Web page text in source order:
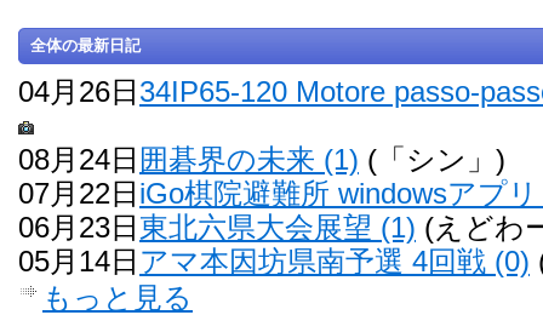
全体の最新日記
04月26日 34IP65-120 Motore passo-
08月24日 囲碁界の未来 (1) (「シン」)
07月22日 iGo棋院避難所 windowsアプ
06月23日 東北六県大会展望 (1) (えどわ
05月14日 アマ本因坊県南予選 4回戦 (0)
もっと見る